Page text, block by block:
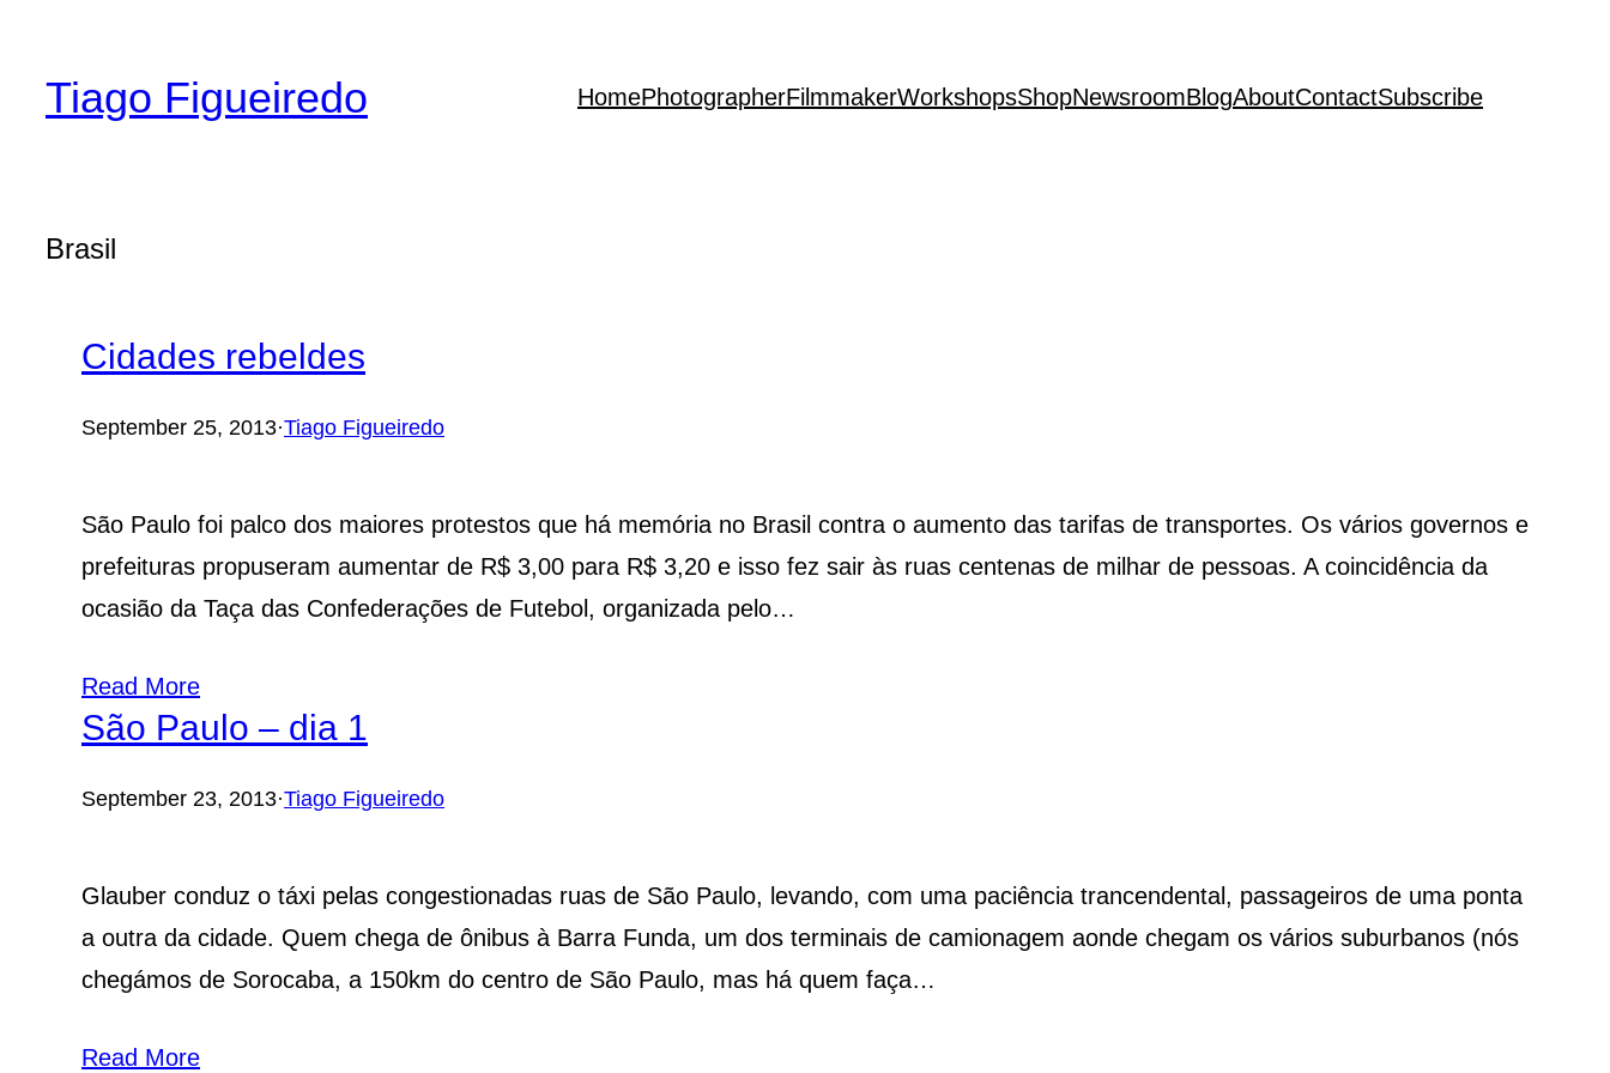
content
Tiago Figueiredo HomePhotographerFilmmakerWorkshopsShopNewsroomBlogAboutContactSubscribe
Brasil
Cidades rebeldes
September 25, 2013·Tiago Figueiredo
São Paulo foi palco dos maiores protestos que há memória no Brasil contra o aumento das tarifas de transportes. Os vários governos e
prefeituras propuseram aumentar de R$ 3,00 para R$ 3,20 e isso fez sair às ruas centenas de milhar de pessoas. A coincidência da
ocasião da Taça das Confederações de Futebol, organizada pelo…
Read More
São Paulo – dia 1
September 23, 2013·Tiago Figueiredo
Glauber conduz o táxi pelas congestionadas ruas de São Paulo, levando, com uma paciência trancendental, passageiros de uma ponta
a outra da cidade. Quem chega de ônibus à Barra Funda, um dos terminais de camionagem aonde chegam os vários suburbanos (nós
chegámos de Sorocaba, a 150km do centro de São Paulo, mas há quem faça…
Read More